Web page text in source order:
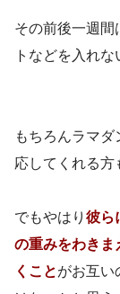
その前後一週間
トなどを入れ
もちろんラマ
応してくれる方
でもやはり 彼ら
の重みをわきま
くことがお互い